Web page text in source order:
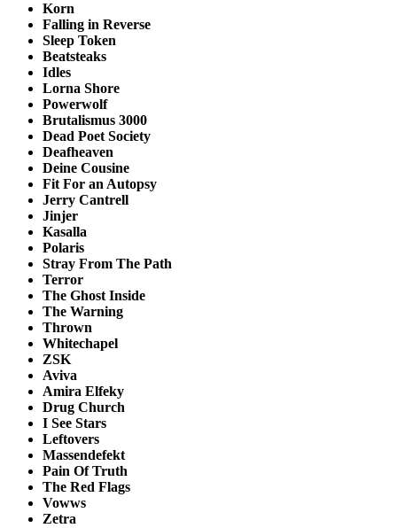
Korn
Falling in Reverse
Sleep Token
Beatsteaks
Idles
Lorna Shore
Powerwolf
Brutalismus 3000
Dead Poet Society
Deafheaven
Deine Cousine
Fit For an Autopsy
Jerry Cantrell
Jinjer
Kasalla
Polaris
Stray From The Path
Terror
The Ghost Inside
The Warning
Thrown
Whitechapel
ZSK
Aviva
Amira Elfeky
Drug Church
I See Stars
Leftovers
Massendefekt
Pain Of Truth
The Red Flags
Vowws
Zetra